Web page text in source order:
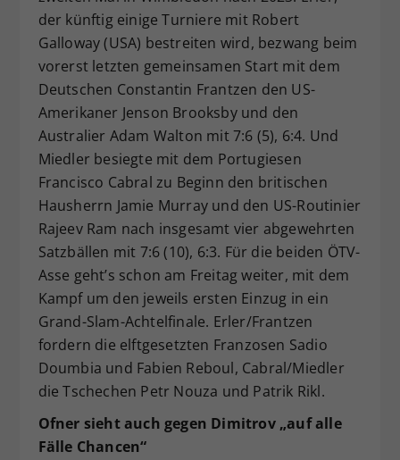
der künftig einige Turniere mit Robert
Galloway (USA) bestreiten wird, bezwang beim
vorerst letzten gemeinsamen Start mit dem
Deutschen Constantin Frantzen den US-
Amerikaner Jenson Brooksby und den
Australier Adam Walton mit 7:6 (5), 6:4. Und
Miedler besiegte mit dem Portugiesen
Francisco Cabral zu Beginn den britischen
Hausherrn Jamie Murray und den US-Routinier
Rajeev Ram nach insgesamt vier abgewehrten
Satzbällen mit 7:6 (10), 6:3. Für die beiden ÖTV-
Asse geht’s schon am Freitag weiter, mit dem
Kampf um den jeweils ersten Einzug in ein
Grand-Slam-Achtelfinale. Erler/Frantzen
fordern die elftgesetzten Franzosen Sadio
Doumbia und Fabien Reboul, Cabral/Miedler
die Tschechen Petr Nouza und Patrik Rikl.
Ofner sieht auch gegen Dimitrov „auf alle
Fälle Chancen“